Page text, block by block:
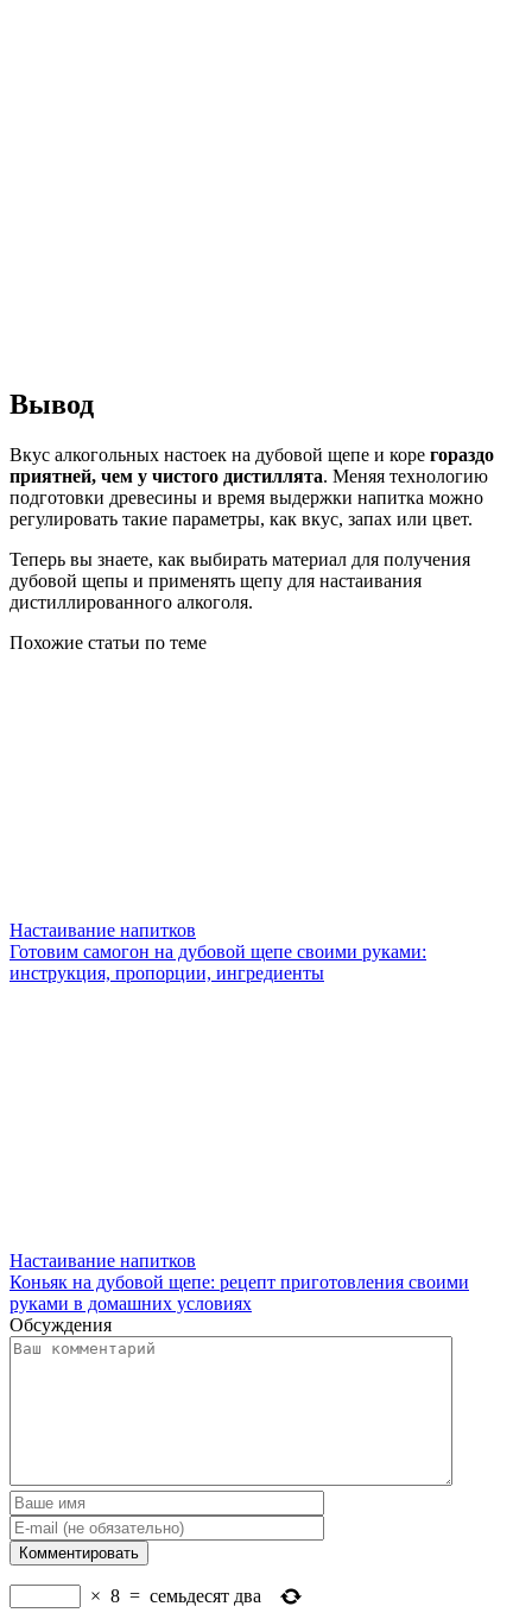
Вывод
Вкус алкогольных настоек на дубовой щепе и коре гораздо
приятней, чем у чистого дистиллята. Меняя технологию
подготовки древесины и время выдержки напитка можно
регулировать такие параметры, как вкус, запах или цвет.
Теперь вы знаете, как выбирать материал для получения
дубовой щепы и применять щепу для настаивания
дистиллированного алкоголя.
Похожие статьи по теме
Настаивание напитков
Готовим самогон на дубовой щепе своими руками:
инструкция, пропорции, ингредиенты
Настаивание напитков
Коньяк на дубовой щепе: рецепт приготовления своими
руками в домашних условиях
Обсуждения
× 8 = семьдесят два